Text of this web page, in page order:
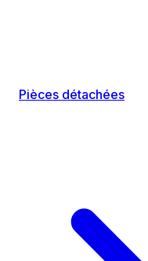
Pièces détachées